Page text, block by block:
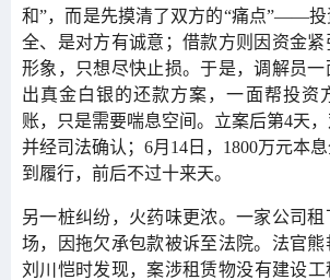
和”，而是先摸清了双方的“痛点”——投
全、是对方有诚意；借款方则因资金
形象，只想尽快止损。于是，调解员
出真金白银的还款方案，一面帮投资
账，只是需要喘息空间。立案后第4天
并经司法确认；6月14日，1800万元本
到履行，前后不过十来天。
另一桩纠纷，火药味更浓。一家公司
场，因拖欠承包款被诉至法院。法官熊
刘川恺时发现，案涉租赁物没有建设